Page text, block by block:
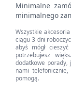
wysokość
(128.5
mm),
dł.=450
mm,
lewy/prawy,
Minimalne
minimalnego
Wszystkie
ciągu 3 dni
abyś mógł
potrzebujesz
dodatkowe porady,
nami
pomogą.